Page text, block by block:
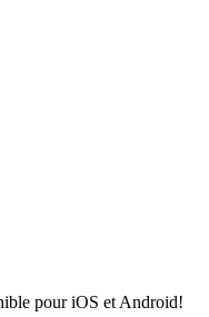
pour iOS et Android!